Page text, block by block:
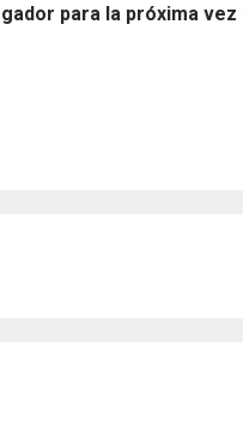
para la próxima